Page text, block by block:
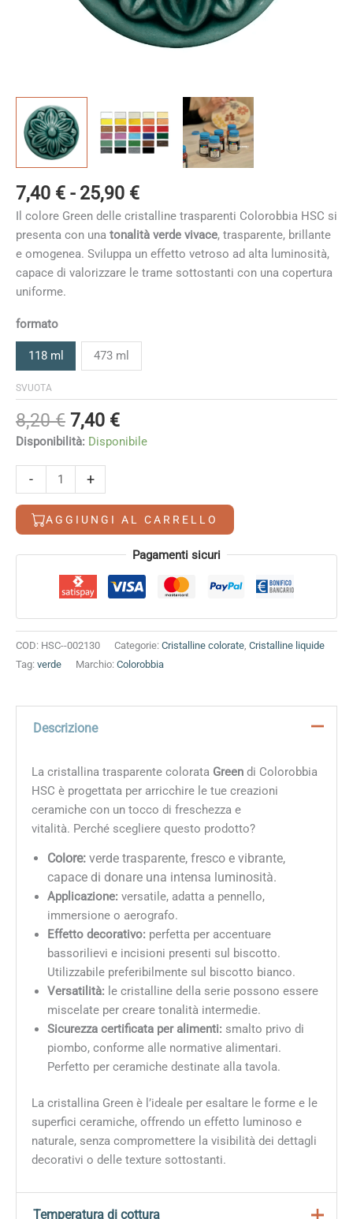
7,40 € - 25,90 €Fascia
di
prezzo:
da
7,40 €
Il colore Green delle cristalline trasparenti Colorobbia HSC si
presenta con una tonalità verde vivace, trasparente, brillante
e omogenea. Sviluppa un effetto vetroso ad alta luminosità,
capace di valorizzare le trame sottostanti con una copertura
uniforme.
formato
118 ml 473 ml
SVUOTA
8,20€ Il
prezzo
era:
8,20 €.
7,40 €Il
prezzo
Disponibilità: Disponibile
-
quantità
+
AGGIUNGI AL CARRELLO
Alternative: Pagamenti sicuri
COD: HSC--002130 Categorie: Cristalline colorate, Cristalline liquide
Tag: verde Marchio: Colorobbia
Descrizione
La cristallina trasparente colorata Greendi Colorobbia
HSC è progettata per arricchire le tue creazioni
ceramiche con un tocco di freschezza e
vitalità. Perché scegliere questo prodotto?
Colore:verde trasparente, fresco e vibrante,
capace di donare una intensa luminosità.
Applicazione: versatile, adatta a pennello,
immersione o aerografo.
Effetto decorativo: perfetta per accentuare
bassorilievi e incisioni presenti sul biscotto.
Utilizzabile preferibilmente sul biscotto bianco.
Versatilità: le cristalline della serie possono essere
miscelate per creare tonalità intermedie.
Sicurezza certificata per alimenti: smalto privo di
piombo, conforme alle normative alimentari.
Perfetto per ceramiche destinate alla tavola.
La cristallina Green è l’ideale per esaltare le forme e le
superfici ceramiche, offrendo un effetto luminoso e
naturale, senza compromettere la visibilità dei dettagli
decorativi o delle texture sottostanti.
Temperatura di cottura